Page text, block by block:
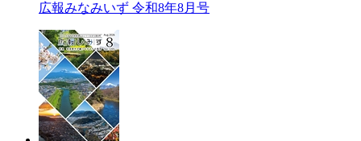
広報みなみいず 令和8年8月号